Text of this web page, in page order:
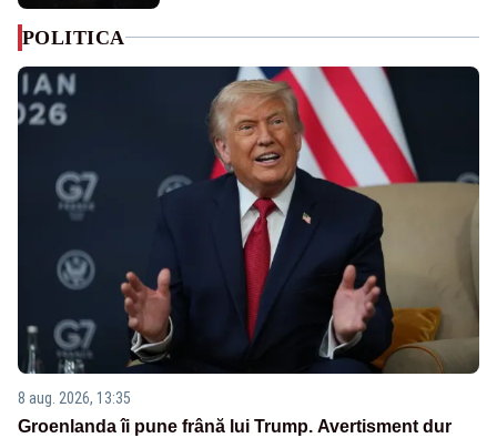
POLITICA
8 aug. 2026, 13:35
Groenlanda îi pune frână lui Trump. Avertisment dur